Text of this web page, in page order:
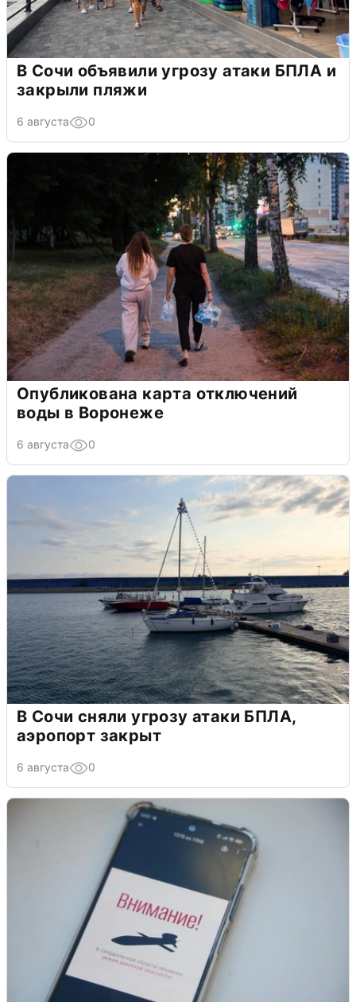
В Сочи объявили угрозу атаки БПЛА и
закрыли пляжи
6 августа 0
Опубликована карта отключений
воды в Воронеже
6 августа 0
В Сочи сняли угрозу атаки БПЛА,
аэропорт закрыт
6 августа 0